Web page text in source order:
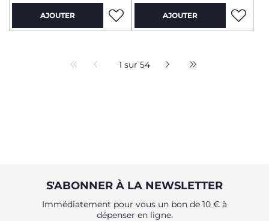
AJOUTER AJOUTER
1 sur 54
S'ABONNER À LA NEWSLETTER
Immédiatement pour vous un bon de 10 € à
dépenser en ligne.